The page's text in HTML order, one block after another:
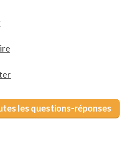
les questions-réponses